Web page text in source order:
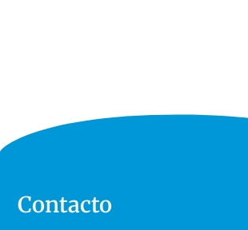
Contacto